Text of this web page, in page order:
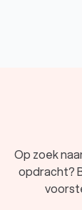
de
of het
Op zoek
opdracht?